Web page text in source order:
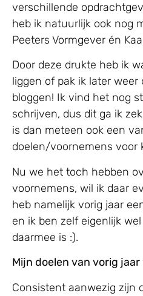
verschillende
heb ik natuurlijk ook nog
Peeters Vormgever én
Door deze drukte heb ik
liggen of pak ik later weer
bloggen! Ik vind het nog
schrijven, dus dit ga ik
is dan meteen ook een
doelen/voornemens voor
Nu we het toch hebben
voornemens, wil ik daar
heb namelijk vorig jaar
en ik ben zelf eigenlijk
daarmee is :).
Mijn doelen van vorig jaar
Consistent aanwezig zijn